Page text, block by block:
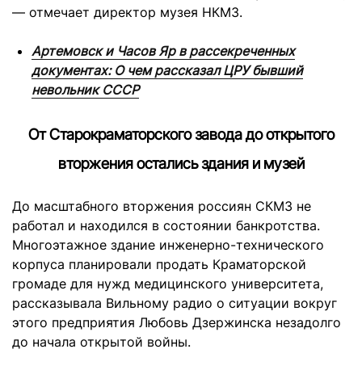
— отмечает директор музея НКМЗ.
Артемовск и Часов Яр в рассекреченных
документах: О чем рассказал ЦРУ бывший
невольник СССР
От Старокраматорского завода до открытого
вторжения остались здания и музей
До масштабного вторжения россиян СКМЗ не
работал и находился в состоянии банкротства.
Многоэтажное здание инженерно-технического
корпуса планировали продать Краматорской
громаде для нужд медицинского университета,
рассказывала Вильному радио о ситуации вокруг
этого предприятия Любовь Дзержинска незадолго
до начала открытой войны.